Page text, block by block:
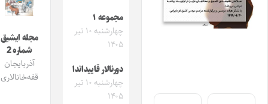
مجموعه ۱
چهارشنبه ۱۰ تیر
۱۴۰۵
دورنالار قاییداندا
چهارشنبه ۱۰ تیر
۱۴۰۵
مجله ایشیق
شماره 2
آذربایجان
قفه‌خانالاری